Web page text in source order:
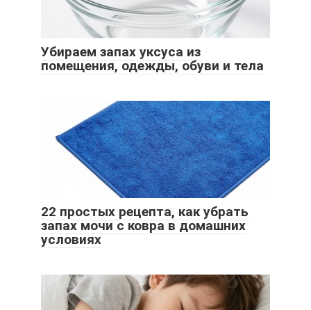
Убираем запах уксуса из
помещения, одежды, обуви и тела
22 простых рецепта, как убрать
запах мочи с ковра в домашних
условиях